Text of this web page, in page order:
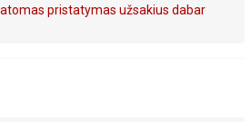
pristatymas užsakius dabar